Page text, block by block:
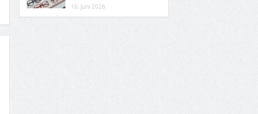
16. Juni 2026